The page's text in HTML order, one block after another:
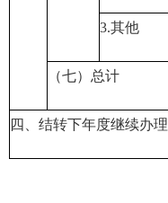
3.其他
（七）总计
四、结转下年度继续办理